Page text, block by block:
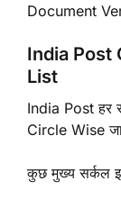
Document
India Post
List
India Post हर
Circle Wise
कुछ मुख्य सर्कल